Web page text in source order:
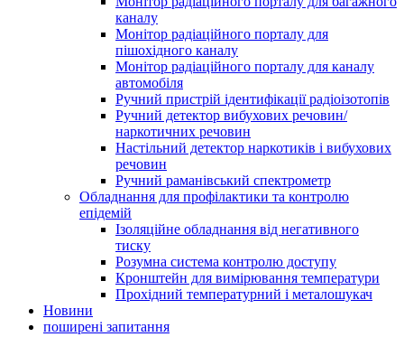
каналу
Монітор радіаційного порталу для
пішохідного каналу
Монітор радіаційного порталу для каналу
автомобіля
Ручний пристрій ідентифікації радіоізотопів
Ручний детектор вибухових речовин/
наркотичних речовин
Настільний детектор наркотиків і вибухових
речовин
Ручний раманівський спектрометр
Обладнання для профілактики та контролю
епідемій
Ізоляційне обладнання від негативного
тиску
Розумна система контролю доступу
Кронштейн для вимірювання температури
Прохідний температурний і металошукач
Новини
поширені запитання